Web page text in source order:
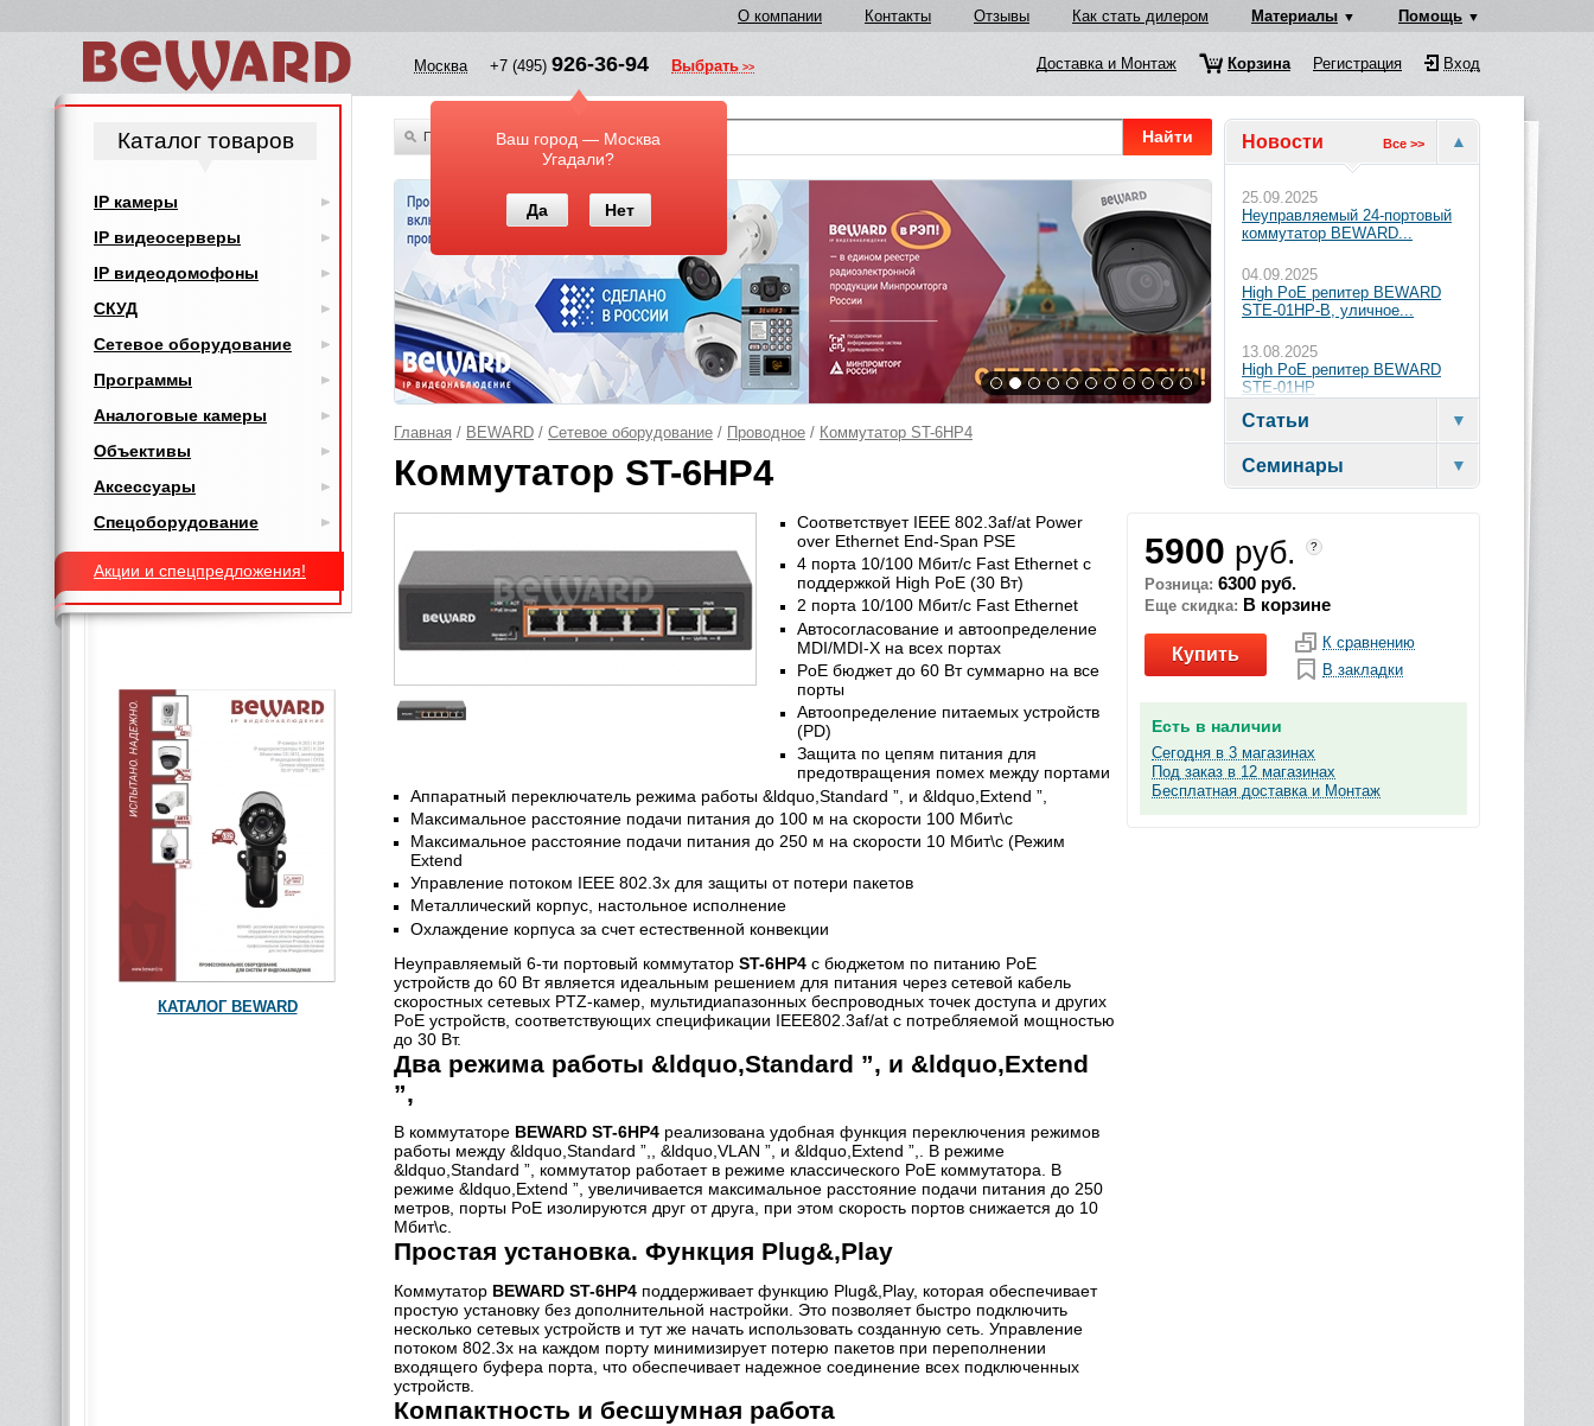
О компании Контакты Отзывы Как стать дилером Материалы Помощь
Москва +7 (495) 926-36-94
Ваш город — Москва
Угадали?
Да Нет
Выбрать Доставка и Монтаж Корзина Регистрация Вход
Новости Все >>
25.09.2025
Неуправляемый 24-портовый
коммутатор BEWARD...
04.09.2025
High PoE репитер BEWARD
STE-01HP-B, уличное...
13.08.2025
High PoE репитер BEWARD
STE-01HP
Статьи
Семинары
По всему каталогу Найти
Главная / BEWARD / Сетевое оборудование / Проводное / Коммутатор ST-6HP4
Коммутатор ST-6HP4
5900 руб. ?
Розница: 6300 руб.
Еще скидка: В корзине
Купить
К сравнению
В закладки
Есть в наличии
Сегодня в 3 магазинах
Под заказ в 12 магазинах
Бесплатная доставка и Монтаж
Соответствует IEEE 802.3af/at Power
over Ethernet End-Span PSE
4 порта 10/100 Мбит/с Fast Ethernet с
поддержкой High PoE (30 Вт)
2 порта 10/100 Мбит/с Fast Ethernet
Автосогласование и автоопределение
MDI/MDI-X на всех портах
PoE бюджет до 60 Вт суммарно на все
порты
Автоопределение питаемых устройств
(PD)
Защита по цепям питания для
предотвращения помех между портами
Аппаратный переключатель режима работы &ldquo,Standard ”, и &ldquo,Extend ”,
Максимальное расстояние подачи питания до 100 м на скорости 100 Мбит\с
Максимальное расстояние подачи питания до 250 м на скорости 10 Мбит\с (Режим
Extend
Управление потоком IEEE 802.3x для защиты от потери пакетов
Металлический корпус, настольное исполнение
Охлаждение корпуса за счет естественной конвекции
Неуправляемый 6-ти портовый коммутатор ST-6HP4 с бюджетом по питанию PoE
устройств до 60 Вт является идеальным решением для питания через сетевой кабель
скоростных сетевых PTZ-камер, мультидиапазонных беспроводных точек доступа и других
PoE устройств, соответствующих спецификации IEEE802.3af/at с потребляемой мощностью
до 30 Вт.
Два режима работы &ldquo,Standard ”, и &ldquo,Extend
”,
В коммутаторе BEWARD ST-6HP4 реализована удобная функция переключения режимов
работы между &ldquo,Standard ”,, &ldquo,VLAN ”, и &ldquo,Extend ”,. В режиме
&ldquo,Standard ”, коммутатор работает в режиме классического PoE коммутатора. В
режиме &ldquo,Extend ”, увеличивается максимальное расстояние подачи питания до 250
метров, порты PoE изолируются друг от друга, при этом скорость портов снижается до 10
Мбит\с.
Простая установка. Функция Plug&,Play
Коммутатор BEWARD ST-6HP4 поддерживает функцию Plug&,Play, которая обеспечивает
простую установку без дополнительной настройки. Это позволяет быстро подключить
несколько сетевых устройств и тут же начать использовать созданную сеть. Управление
потоком 802.3x на каждом порту минимизирует потерю пакетов при переполнении
входящего буфера порта, что обеспечивает надежное соединение всех подключенных
устройств.
Компактность и бесшумная работа
Каталог товаров
IP камеры
IP видеосерверы
IP видеодомофоны
СКУД
Сетевое оборудование
Программы
Аналоговые камеры
Объективы
Аксессуары
Спецоборудование
Акции и спецпредложения!
КАТАЛОГ BEWARD